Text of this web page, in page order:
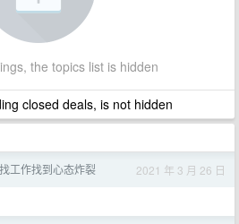
the topics list is hidden
closed deals, is not hidden
找工作找到心态炸裂 2021 年 3 月 26 日